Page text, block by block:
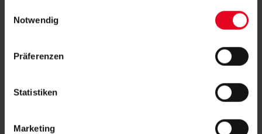
Daten von Ihnen (z.B. persönlichen Identifikatoren oder
IP-Adressen) verarbeitet werden. Durch Klicken auf den
Speicherung aller aufgeführten Cookies und der
Daten für die unten jeweils angegebene Zwecke gem. §
25 Abs. 1 TDDDG, Art. 6 Abs. 1 lit. a DSGVO zu. Sie
Klicken auf den „Auswahl erlauben“-Button bestätigen.
Notwendig
Präferenzen
Statistiken
Marketing
NOCH FRAGEN?